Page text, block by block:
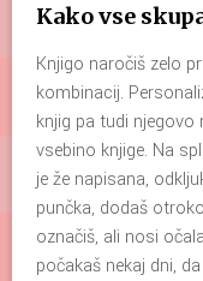
Kako vse
Knjigo naročiš zelo
kombinacij.
knjig pa tudi
vsebino knjige. Na
je že napisana,
punčka, dodaš
označiš, ali nosi
počakaš nekaj dni,